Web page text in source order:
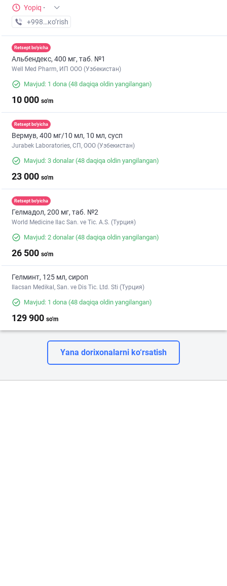
Yopiq ·
+998 (71) XXX-XX-XX
кo’rish
Retsept bo'yicha
Альбендекс, 400 мг, таб. №1
Well Med Pharm, ИП ООО (Узбекистан)
Mavjud: 1 dona (48 daqiqa oldin yangilangan)
10 000 so'm
Retsept bo'yicha
Вермув, 400 мг/10 мл, 10 мл, сусп
Jurabek Laboratories, СП, ООО (Узбекистан)
Mavjud: 3 donalar(48 daqiqa oldin yangilangan)
23 000 so'm
Retsept bo'yicha
Гелмадол, 200 мг, таб. №2
World Medicine Ilac San. ve Tic. A.S. (Турция)
Mavjud: 2 donalar(48 daqiqa oldin yangilangan)
26 500 so'm
Гелминт, 125 мл, сироп
Ilacsan Medikal, San. ve Dis Tic. Ltd. Sti (Турция)
Mavjud: 1 dona (48 daqiqa oldin yangilangan)
129 900 so'm
Yana dorixonalarni ko‘rsatish